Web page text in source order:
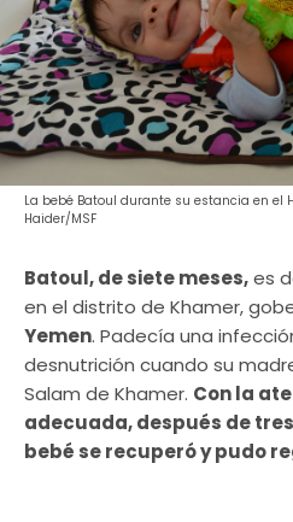
La bebé Batoul durante su estancia en el
Haider/MSF
Batoul, de siete meses,es
en el distrito de Khamer,
Yemen. Padecía una
desnutrición cuando su
Salam de Khamer. Con la
adecuada, después de
bebé se recuperó y pudo